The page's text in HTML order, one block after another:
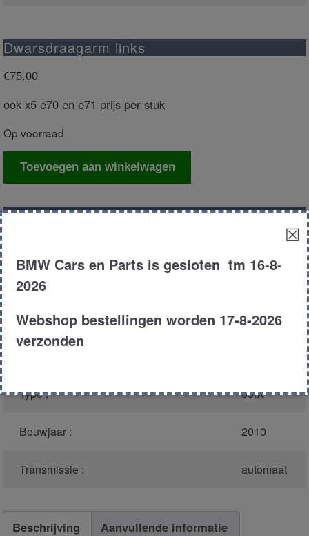
Dwarsdraagarm links
€75.00
ook x5 e70 en e71 prijs per stuk
Op voorraad
Dwarsdraagarm
Toevoegen aan winkelwagen
Model :
Carroserie : MPV
Type : 35IX
Bouwjaar : 2010
Transmissie : automaat
Beschrijving Aanvullende informatie
☒
BMW Cars en Parts is gesloten tm 16-8-
2026
Webshop bestellingen worden 17-8-2026
verzonden